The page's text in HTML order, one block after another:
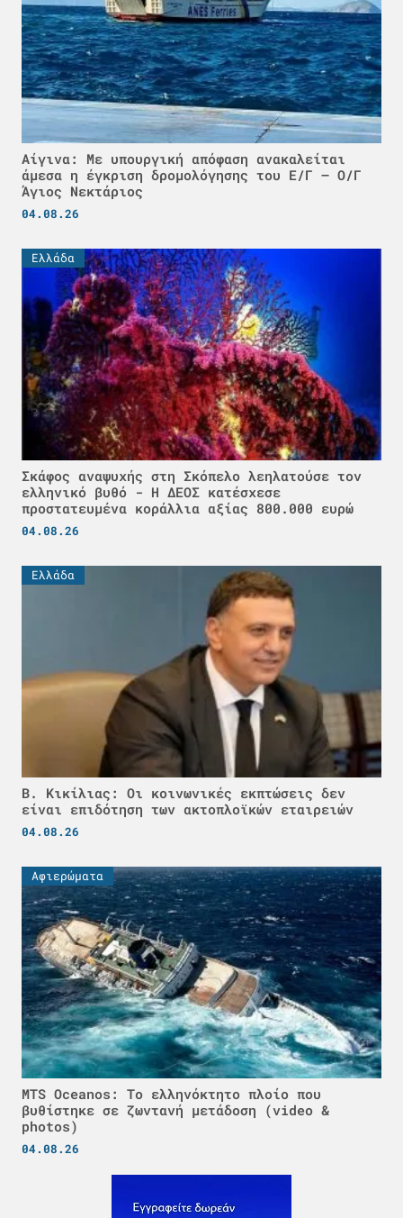
Αίγινα: Με υπουργική απόφαση ανακαλείται
άμεσα η έγκριση δρομολόγησης του Ε/Γ – Ο/Γ
Άγιος Νεκτάριος
04.08.26
Ελλάδα
Σκάφος αναψυχής στη Σκόπελο λεηλατούσε τον
ελληνικό βυθό - H ΔΕΟΣ κατέσχεσε
προστατευμένα κοράλλια αξίας 800.000 ευρώ
04.08.26
Ελλάδα
Β. Κικίλιας: Οι κοινωνικές εκπτώσεις δεν
είναι επιδότηση των ακτοπλοϊκών εταιρειών
04.08.26
Αφιερώματα
MTS Oceanos: Το ελληνόκτητο πλοίο που
βυθίστηκε σε ζωντανή μετάδοση (video &
photos)
04.08.26